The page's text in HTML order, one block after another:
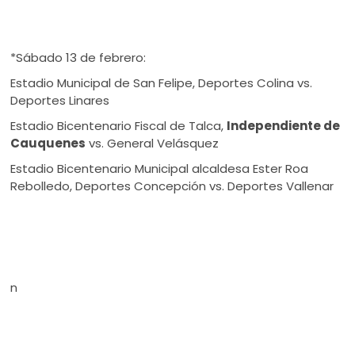
*Sábado 13 de febrero:
Estadio Municipal de San Felipe, Deportes Colina vs.
Deportes Linares
Estadio Bicentenario Fiscal de Talca, Independiente de
Cauquenes vs. General Velásquez
Estadio Bicentenario Municipal alcaldesa Ester Roa
Rebolledo, Deportes Concepción vs. Deportes Vallenar
n